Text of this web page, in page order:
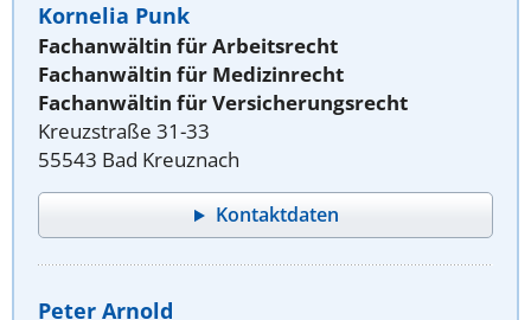
Kornelia Punk
Fachanwältin für Arbeitsrecht
Fachanwältin für Medizinrecht
Fachanwältin für Versicherungsrecht
Kreuzstraße 31-33
55543 Bad Kreuznach
Kontaktdaten
Peter Arnold